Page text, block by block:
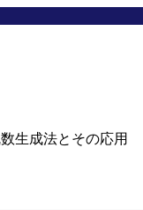
生成法とその応用